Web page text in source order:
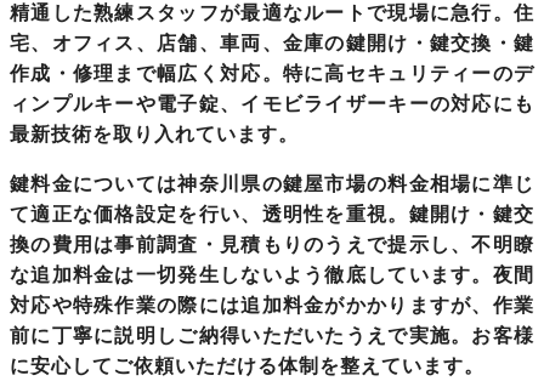
精通した熟練スタッフが最適なルートで現場に急行。住
宅、オフィス、店舗、車両、金庫の鍵開け・鍵交換・鍵
作成・修理まで幅広く対応。特に高セキュリティーのデ
ィンプルキーや電子錠、イモビライザーキーの対応にも
最新技術を取り入れています。
鍵料金については神奈川県の鍵屋市場の料金相場に準じ
て適正な価格設定を行い、透明性を重視。鍵開け・鍵交
換の費用は事前調査・見積もりのうえで提示し、不明瞭
な追加料金は一切発生しないよう徹底しています。夜間
対応や特殊作業の際には追加料金がかかりますが、作業
前に丁寧に説明しご納得いただいたうえで実施。お客様
に安心してご依頼いただける体制を整えています。